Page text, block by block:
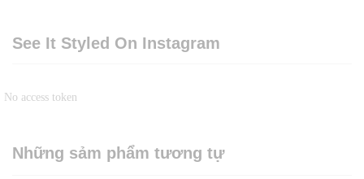
See It Styled On Instagram
No access token
Những sảm phẩm tương tự